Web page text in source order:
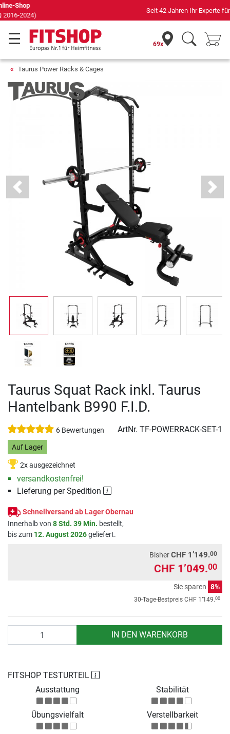
Seit 42 Jahren Ihr Experte für Heimfitness
69x
Taurus Power Racks & Cages
Previous Next
Taurus Squat Rack inkl. Taurus
Hantelbank B990 F.I.D.
6 Bewertungen ArtNr. TF-POWERRACK-SET-1
Auf Lager
2x ausgezeichnet
versandkostenfrei!
Lieferung per Spedition
Schnellversand ab Lager Obernau
Innerhalb von 8 Std. 39 Min. bestellt,
bis zum 12. August 2026geliefert.
BisherCHF 1’149.00
CHF 1’049.00
Sie sparen 8%
30-Tage-Bestpreis CHF 1’149.00
IN DEN WARENKORB
FITSHOP TESTURTEIL
Ausstattung
Stabilität
Übungsvielfalt Verstellbarkeit